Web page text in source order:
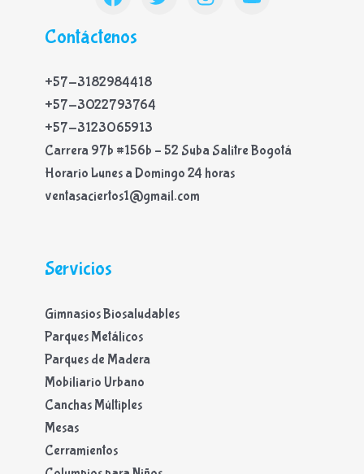
Contáctenos
+57-3182984418
+57-3022793764
+57-3123065913
Carrera 97b #156b – 52 Suba Salitre Bogotá
Horario Lunes a Domingo 24 horas
ventasaciertos1@gmail.com
Servicios
Gimnasios Biosaludables
Parques Metálicos
Parques de Madera
Mobiliario Urbano
Canchas Múltiples
Mesas
Cerramientos